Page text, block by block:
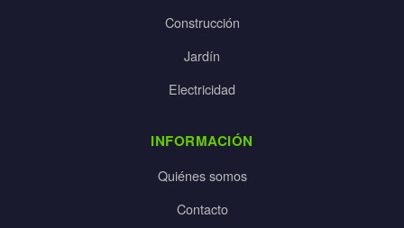
Construcción
Jardín
Electricidad
INFORMACIÓN
Quiénes somos
Contacto